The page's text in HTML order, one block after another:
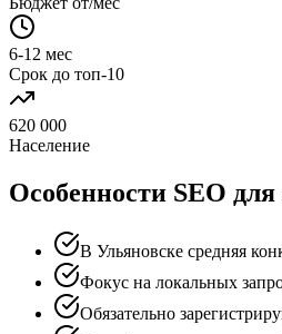
6-12 мес
Срок до топ-10
620 000
Население
Особенности SEO
В Ульяновске средняя
Фокус на локальных
Обязательно